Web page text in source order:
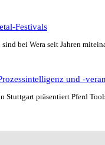
Festivals
bei Wera seit Jahren
und -
Stuttgart präsentiert Pferd